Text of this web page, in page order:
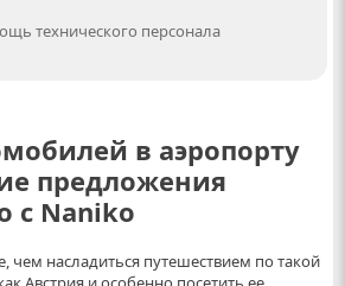
технического персонала
в аэропорту
предложения
с Naniko
насладиться путешествием по такой